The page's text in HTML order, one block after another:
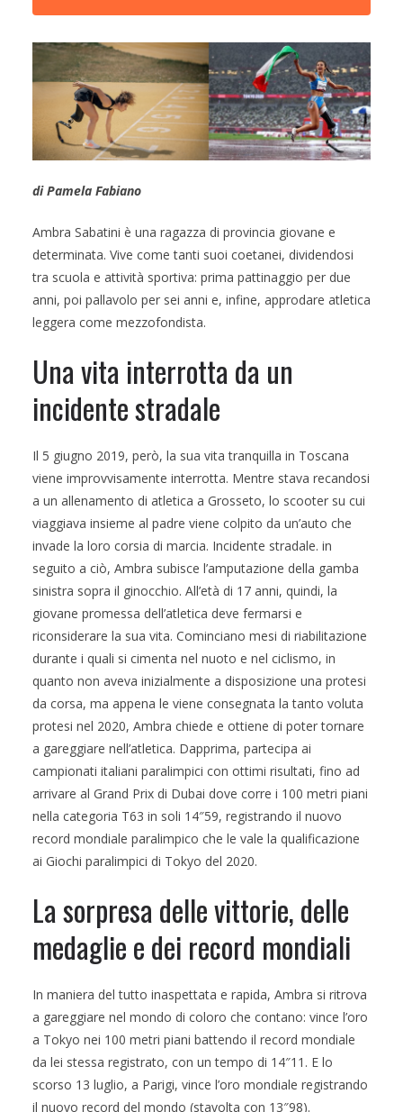
di Pamela Fabiano
Ambra Sabatini è una ragazza di provincia giovane e
determinata. Vive come tanti suoi coetanei, dividendosi
tra scuola e attività sportiva: prima pattinaggio per due
anni, poi pallavolo per sei anni e, infine, approdare atletica
leggera come mezzofondista.
Una vita interrotta da un
incidente stradale
Il 5 giugno 2019, però, la sua vita tranquilla in Toscana
viene improvvisamente interrotta. Mentre stava recandosi
a un allenamento di atletica a Grosseto, lo scooter su cui
viaggiava insieme al padre viene colpito da un’auto che
invade la loro corsia di marcia. Incidente stradale. in
seguito a ciò, Ambra subisce l’amputazione della gamba
sinistra sopra il ginocchio. All’età di 17 anni, quindi, la
giovane promessa dell’atletica deve fermarsi e
riconsiderare la sua vita. Cominciano mesi di riabilitazione
durante i quali si cimenta nel nuoto e nel ciclismo, in
quanto non aveva inizialmente a disposizione una protesi
da corsa, ma appena le viene consegnata la tanto voluta
protesi nel 2020, Ambra chiede e ottiene di poter tornare
a gareggiare nell’atletica. Dapprima, partecipa ai
campionati italiani paralimpici con ottimi risultati, fino ad
arrivare al Grand Prix di Dubai dove corre i 100 metri piani
nella categoria T63 in soli 14″59, registrando il nuovo
record mondiale paralimpico che le vale la qualificazione
ai Giochi paralimpici di Tokyo del 2020.
La sorpresa delle vittorie, delle
medaglie e dei record mondiali
In maniera del tutto inaspettata e rapida, Ambra si ritrova
a gareggiare nel mondo di coloro che contano: vince l’oro
a Tokyo nei 100 metri piani battendo il record mondiale
da lei stessa registrato, con un tempo di 14″11. E lo
scorso 13 luglio, a Parigi, vince l’oro mondiale registrando
il nuovo record del mondo (stavolta con 13″98).